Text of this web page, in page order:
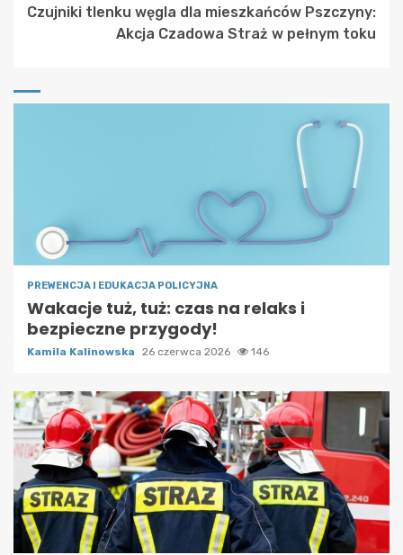
Czujniki tlenku węgla dla mieszkańców Pszczyny:
Akcja Czadowa Straż w pełnym toku
PREWENCJA I EDUKACJA POLICYJNA
Wakacje tuż, tuż: czas na relaks i
bezpieczne przygody!
Kamila Kalinowska 26 czerwca 2026 146